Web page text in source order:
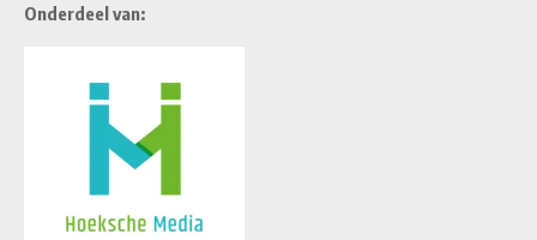
Onderdeel van: